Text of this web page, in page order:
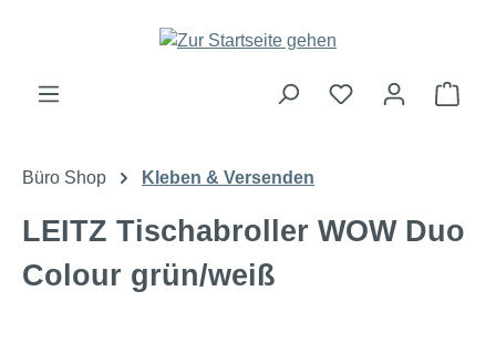
Zum Hauptinhalt springen
Büro Shop Kleben & Versenden
LEITZ Tischabroller WOW Duo
Colour grün/weiß